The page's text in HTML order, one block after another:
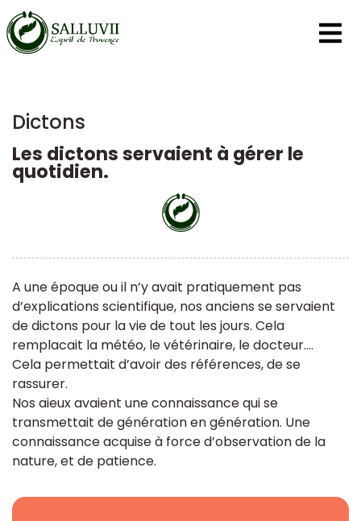
Panneau de gestion des cookies
Dictons
Les dictons servaient à gérer le
quotidien.
A une époque ou il n’y avait pratiquement pas
d’explications scientifique, nos anciens se servaient
de dictons pour la vie de tout les jours. Cela
remplacait la météo, le vétérinaire, le docteur....
Cela permettait d’avoir des références, de se
rassurer.
Nos aieux avaient une connaissance qui se
transmettait de génération en génération. Une
connaissance acquise à force d’observation de la
nature, et de patience.